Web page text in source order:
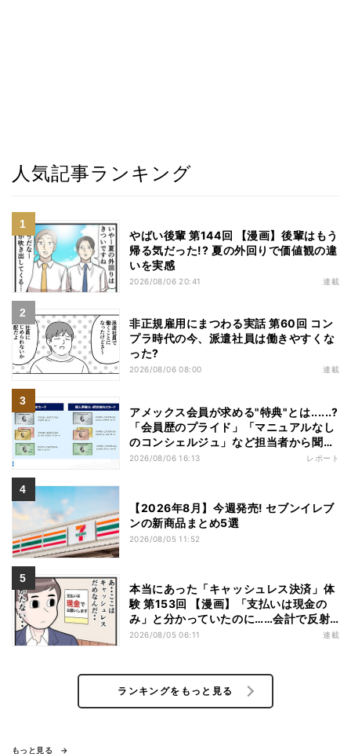
人気記事ランキング
やばい後輩 第144回 【漫画】後輩はもう
帰る気だった!? 夏の外回りで価値観の違
いを実感
2026/08/06 20:41 連載
非正規雇用にまつわる実話 第60回 コン
プラ時代の今、派遣社員は働きやすくな
った?
2026/08/06 08:00 連載
アメックス会員が求める"特典"とは......?
「会員歴のプライド」「マニュアルなし
のコンシェルジュ」など担当者から聞い
た"裏話"も
2026/08/06 16:13 レポート
【2026年8月】今週発売! セブンイレブ
ンの新商品まとめ5選
2026/08/05 11:52
本当にあった「キャッシュレス決済」体
験 第153回 【漫画】「支払いは現金の
み」と分かっていたのに……会計で反射
的に出してしまったものは
2026/08/05 06:11 連載
ランキングをもっと見る
もっと見る